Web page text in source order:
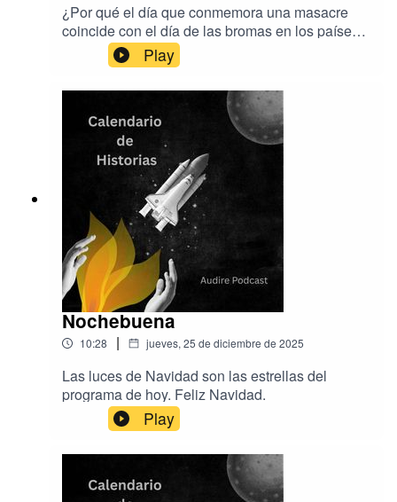
¿Por qué el día que conmemora una masacre
coincide con el día de las bromas en los países
hispano parlantes?Esta es la pregunta que nos
planteamos y tratamos de responder hoy.
Play
Nochebuena
10:28 | jueves, 25 de diciembre de 2025
Las luces de Navidad son las estrellas del
programa de hoy. Feliz Navidad.
Play